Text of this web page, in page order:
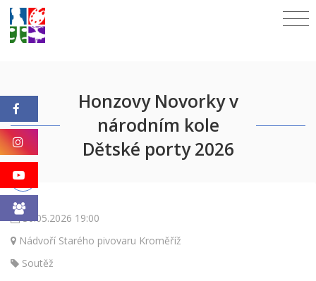
Honzovy Novorky v
národním kole
Dětské porty 2026
30.05.2026 19:00
Nádvoří Starého pivovaru Kroměříž
Soutěž